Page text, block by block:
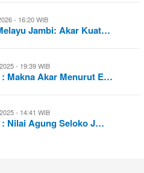
- 16:20 WIB
Jambi: Akar Kuat…
- 19:39 WIB
Makna Akar Menurut E…
- 14:41 WIB
Nilai Agung Seloko J…